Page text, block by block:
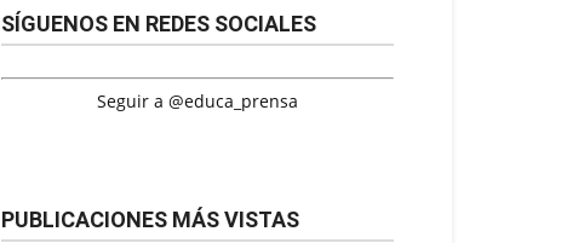
SÍGUENOS EN REDES SOCIALES
Seguir a @educa_prensa
PUBLICACIONES MÁS VISTAS